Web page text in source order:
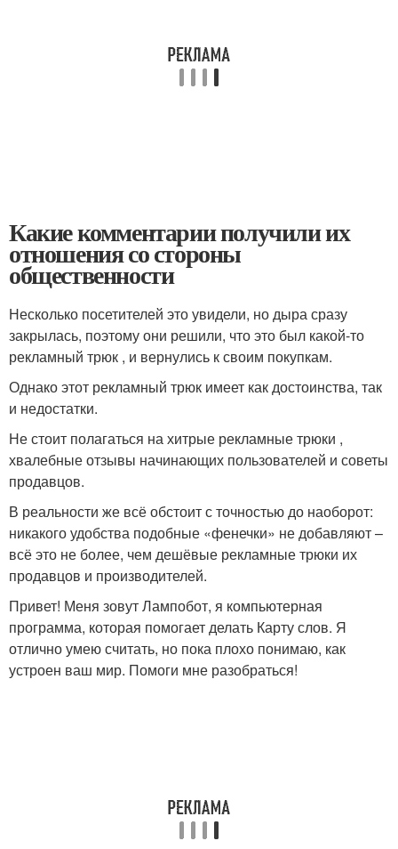
Какие комментарии получили их
отношения со стороны
общественности
Несколько посетителей это увидели, но дыра сразу
закрылась, поэтому они решили, что это был какой-то
рекламный трюк , и вернулись к своим покупкам.
Однако этот рекламный трюк имеет как достоинства, так
и недостатки.
Не стоит полагаться на хитрые рекламные трюки ,
хвалебные отзывы начинающих пользователей и советы
продавцов.
В реальности же всё обстоит с точностью до наоборот:
никакого удобства подобные «фенечки» не добавляют –
всё это не более, чем дешёвые рекламные трюки их
продавцов и производителей.
Привет! Меня зовут Лампобот, я компьютерная
программа, которая помогает делать Карту слов. Я
отлично умею считать, но пока плохо понимаю, как
устроен ваш мир. Помоги мне разобраться!